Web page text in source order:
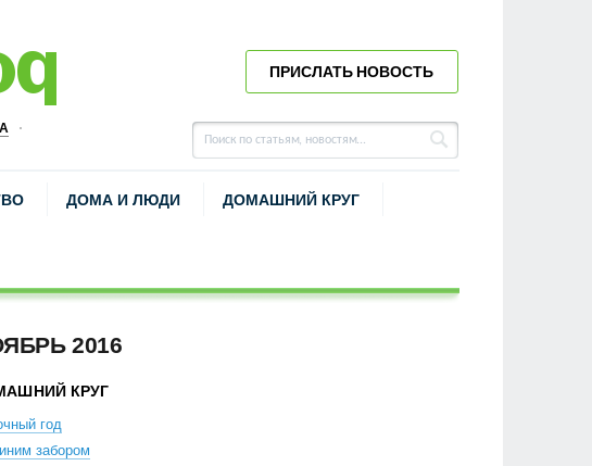
ПРИСЛАТЬ НОВОСТЬ
ДОМА И ЛЮДИ ДОМАШНИЙ КРУГ
2016
КРУГ
год
забором